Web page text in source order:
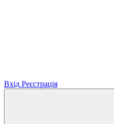
Вхід Реєстрація